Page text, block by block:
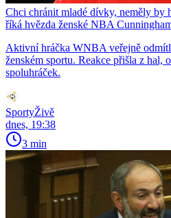
Chci chránit mladé dívky, neměly by
říká hvězda ženské NBA
Aktivní hráčka WNBA veřejně
ženském sportu. Reakce přišla z hal,
spoluhráček.
SportyŽivě
dnes, 19:38
3 min